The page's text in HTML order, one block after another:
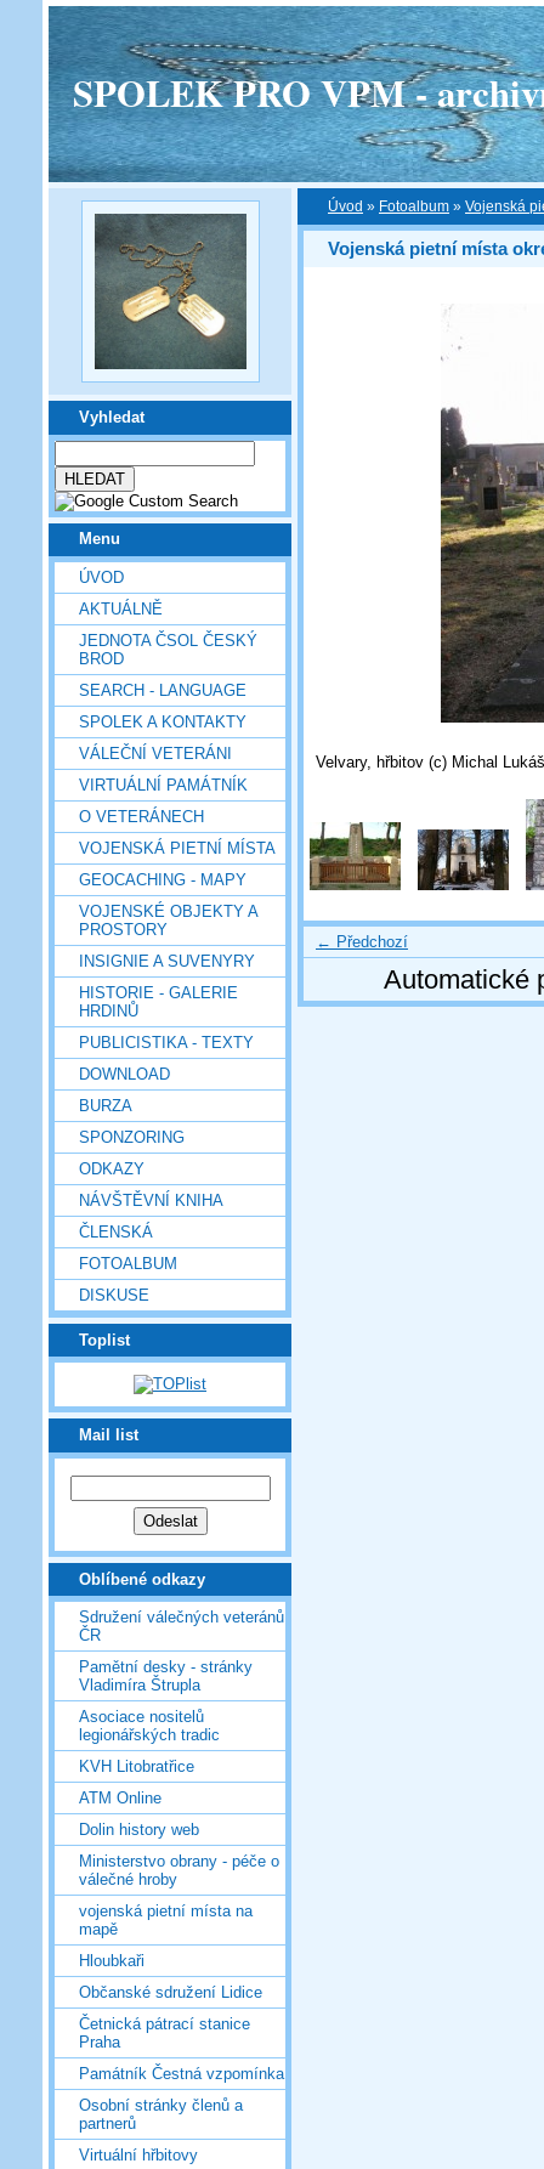
SPOLEK PRO VPM -
Vyhledat
Menu
ÚVOD
AKTUÁLNĚ
JEDNOTA ČSOL ČESKÝ
BROD
SEARCH - LANGUAGE
SPOLEK A KONTAKTY
VÁLEČNÍ VETERÁNI
VIRTUÁLNÍ PAMÁTNÍK
O VETERÁNECH
VOJENSKÁ PIETNÍ MÍSTA
GEOCACHING - MAPY
VOJENSKÉ OBJEKTY A
PROSTORY
INSIGNIE A SUVENYRY
HISTORIE - GALERIE
HRDINŮ
PUBLICISTIKA - TEXTY
DOWNLOAD
BURZA
SPONZORING
ODKAZY
NÁVŠTĚVNÍ KNIHA
ČLENSKÁ
FOTOALBUM
DISKUSE
Toplist
Mail list
Oblíbené odkazy
Sdružení válečných veteránů
ČR
Pamětní desky - stránky
Vladimíra Štrupla
Asociace nositelů
legionářských tradic
KVH Litobratřice
ATM Online
Dolin history web
Ministerstvo obrany - péče o
válečné hroby
vojenská pietní místa na
mapě
Hloubkaři
Občanské sdružení Lidice
Četnická pátrací stanice
Praha
Památník Čestná vzpomínka
Osobní stránky členů a
partnerů
Virtuální hřbitovy
Úvod » Fotoalbum » Vojenská
Vojenská pietní místa
Velvary, hřbitov (c) Michal
← Předchozí
Automatické